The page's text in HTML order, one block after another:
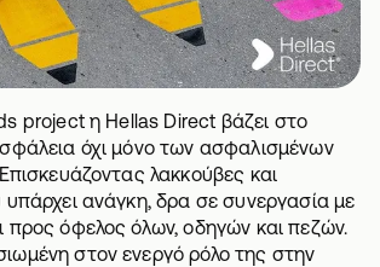
project η Hellas Direct βάζει στο
όχι μόνο των ασφαλισμένων
λακκούβες και
υπάρχει ανάγκη, δρα σε συνεργασία με
προς όφελος όλων, οδηγών και πεζών.
στον ενεργό ρόλο της στην